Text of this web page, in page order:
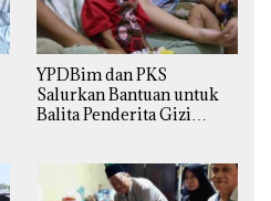
YPDBim dan PKS
Salurkan Bantuan untuk
Balita Penderita Gizi